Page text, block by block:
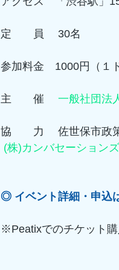
定　　員　 30名
参加料金　1000円（１
主　　催 一般社団法
協　　力　 佐世保市政
(株)カンバセーションズ
◎ イベント詳細・申込
※Peatixでのチケット